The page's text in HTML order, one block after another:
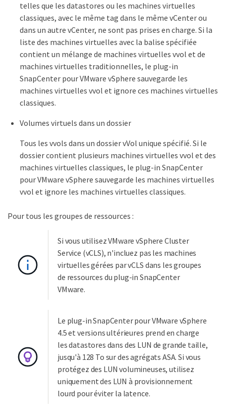
telles que les datastores ou les machines virtuelles
classiques, avec le même tag dans le même vCenter ou
dans un autre vCenter, ne sont pas prises en charge. Si la
liste des machines virtuelles avec la balise spécifiée
contient un mélange de machines virtuelles vvol et de
machines virtuelles traditionnelles, le plug-in
SnapCenter pour VMware vSphere sauvegarde les
machines virtuelles vvol et ignore ces machines virtuelles
classiques.
Volumes virtuels dans un dossier
Tous les vvols dans un dossier vVol unique spécifié. Si le
dossier contient plusieurs machines virtuelles vvol et des
machines virtuelles classiques, le plug-in SnapCenter
pour VMware vSphere sauvegarde les machines virtuelles
vvol et ignore les machines virtuelles classiques.
Pour tous les groupes de ressources :
Si vous utilisez VMware vSphere Cluster
Service (vCLS), n'incluez pas les machines
virtuelles gérées par vCLS dans les groupes
de ressources du plug-in SnapCenter
VMware.
Le plug-in SnapCenter pour VMware vSphere
4.5 et versions ultérieures prend en charge
les datastores dans des LUN de grande taille,
jusqu'à 128 To sur des agrégats ASA. Si vous
protégez des LUN volumineuses, utilisez
uniquement des LUN à provisionnement
lourd pour éviter la latence.